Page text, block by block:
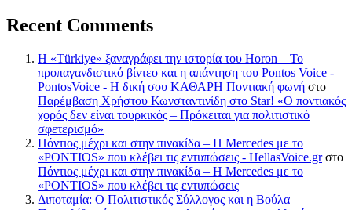
Recent Comments
Η «Türkiye» ξαναγράφει την ιστορία του Horon – Το
προπαγανδιστικό βίντεο και η απάντηση του Pontos Voice -
PontosVoice - H δική σου ΚΑΘΑΡΗ Ποντιακή φωνή στο
Παρέμβαση Χρήστου Κωνσταντινίδη στο Star! «Ο ποντιακός
χορός δεν είναι τουρκικός – Πρόκειται για πολιτιστικό
σφετερισμό»
Πόντιος μέχρι και στην πινακίδα – Η Mercedes με το
«PONTIOS» που κλέβει τις εντυπώσεις - HellasVoice.grστο
Πόντιος μέχρι και στην πινακίδα – Η Mercedes με το
«PONTIOS» που κλέβει τις εντυπώσεις
Διποταμία: Ο Πολιτιστικός Σύλλογος και η Βούλα